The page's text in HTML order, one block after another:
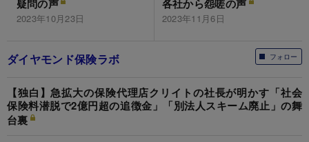
疑問の声
2023年10月23日
各社から怨嗟の声
2023年11月6日
フォロー
ダイヤモンド保険ラボ
【独白】急拡大の保険代理店クリイトの社長が明かす「社会
保険料潜脱で2億円超の追徴金」「別法人スキーム廃止」の舞
台裏